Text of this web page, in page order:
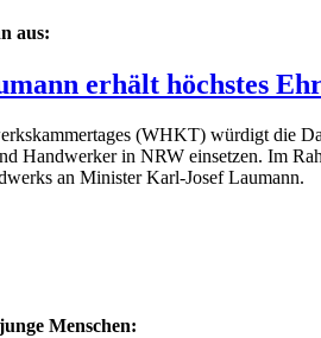
aus:
erhält höchstes
(WHKT) würdigt die
Handwerker in NRW einsetzen. Im
an Minister Karl-Josef Laumann.
Menschen: